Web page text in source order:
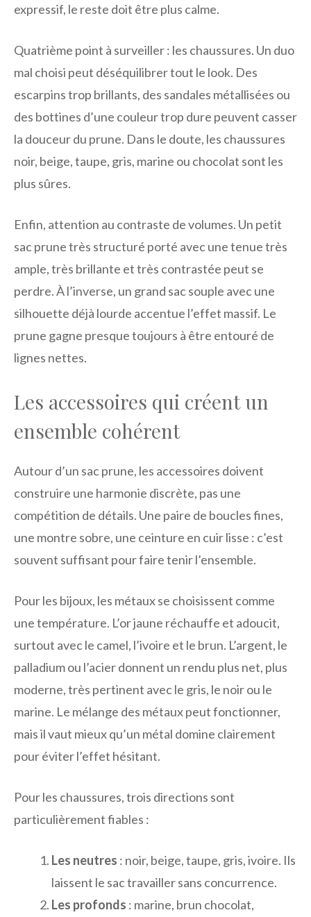
expressif, le reste doit être plus calme.
Quatrième point à surveiller : les chaussures. Un duo
mal choisi peut déséquilibrer tout le look. Des
escarpins trop brillants, des sandales métallisées ou
des bottines d’une couleur trop dure peuvent casser
la douceur du prune. Dans le doute, les chaussures
noir, beige, taupe, gris, marine ou chocolat sont les
plus sûres.
Enfin, attention au contraste de volumes. Un petit
sac prune très structuré porté avec une tenue très
ample, très brillante et très contrastée peut se
perdre. À l’inverse, un grand sac souple avec une
silhouette déjà lourde accentue l’effet massif. Le
prune gagne presque toujours à être entouré de
lignes nettes.
Les accessoires qui créent un
ensemble cohérent
Autour d’un sac prune, les accessoires doivent
construire une harmonie discrète, pas une
compétition de détails. Une paire de boucles fines,
une montre sobre, une ceinture en cuir lisse : c’est
souvent suffisant pour faire tenir l’ensemble.
Pour les bijoux, les métaux se choisissent comme
une température. L’or jaune réchauffe et adoucit,
surtout avec le camel, l’ivoire et le brun. L’argent, le
palladium ou l’acier donnent un rendu plus net, plus
moderne, très pertinent avec le gris, le noir ou le
marine. Le mélange des métaux peut fonctionner,
mais il vaut mieux qu’un métal domine clairement
pour éviter l’effet hésitant.
Pour les chaussures, trois directions sont
particulièrement fiables :
Les neutres : noir, beige, taupe, gris, ivoire. Ils
laissent le sac travailler sans concurrence.
Les profonds : marine, brun chocolat,